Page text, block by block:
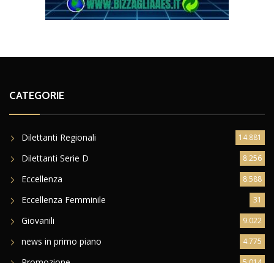
CATEGORIE
Dilettanti Regionali 14.881
Dilettanti Serie D 8.256
Eccellenza 8.588
Eccellenza Femminile 31
Giovanili 9.022
news in primo piano 4.775